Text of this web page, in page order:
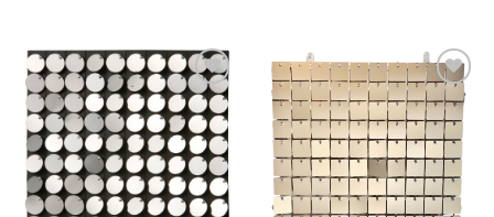
Add to
wishlist
Add to
wishlist